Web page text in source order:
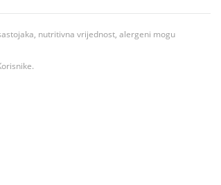
nutritivna vrijednost, alergeni mogu